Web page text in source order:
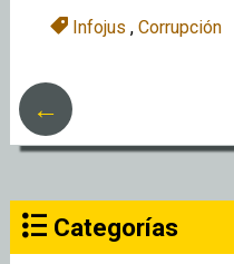
Infojus , Corrupción
←
Categorías